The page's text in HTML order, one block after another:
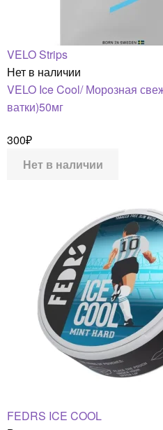
VELO Strips
Нет в наличии
VELO Ice Cool/ Морозная
ватки)50мг
300₽
Нет в наличии
FEDRS ICE COOL